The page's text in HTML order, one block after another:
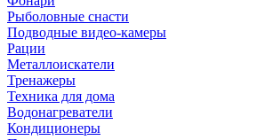
Рыболовные снасти
Подводные видео-камеры
Рации
Металлоискатели
Тренажеры
Техника для дома
Водонагреватели
Кондиционеры